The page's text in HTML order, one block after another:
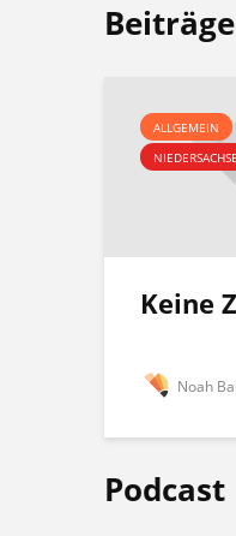
ALLGEMEIN
Keine
Noah
Podcast